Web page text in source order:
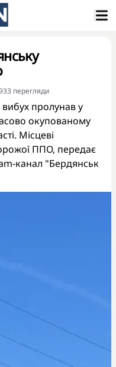
перегляди
пролунав у
окупованому
Місцеві
ППО, передає
канал "Бердянськ